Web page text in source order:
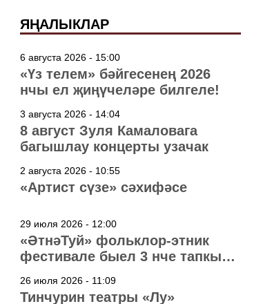
ЯҢАЛЫКЛАР
6 августа 2026 - 15:00
«Үз телем» бәйгесенең 2026
нчы ел җиңүчеләре билгеле!
3 августа 2026 - 14:04
8 август Зуля Камаловага
багышлау концерты узачак
2 августа 2026 - 10:55
«Артист сүзе» сәхифәсе
29 июля 2026 - 12:00
«ӘтнәТуй» фольклор-этник
фестивале быел 3 нче тапкыр
26 июля 2026 - 11:09
Тинчурин театры «Лу»